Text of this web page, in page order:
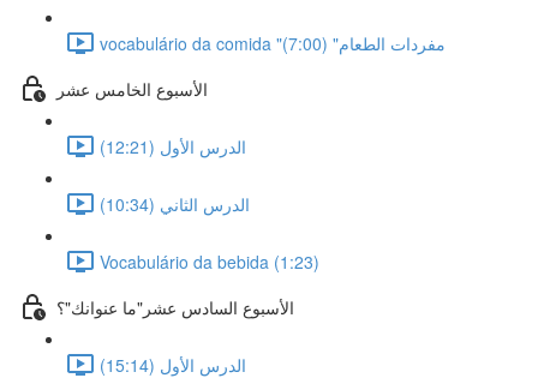
vocabulário da comida "مفردات الطعام" (7:00)
الأسبوع الخامس عشر
الدرس الأول (12:21)
الدرس الثاني (10:34)
Vocabulário da bebida (1:23)
الأسبوع السادس عشر"ما عنوانك"؟
الدرس الأول (15:14)